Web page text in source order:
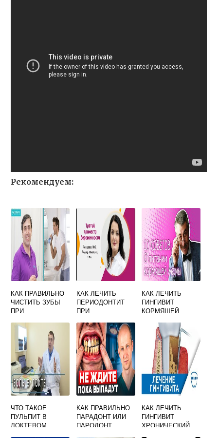
Рекомендуем:
КАК ПРАВИЛЬНО
ЧИСТИТЬ ЗУБЫ
ПРИ
КАК ЛЕЧИТЬ
ПЕРИОДОНТИТ
ПРИ
КАК ЛЕЧИТЬ
ГИНГИВИТ
КОРМЯЩЕЙ
ЧТО ТАКОЕ
ПУЛЬПИТ В
ЛОКТЕВОМ
КАК ПРАВИЛЬНО
ПАРАДОНТ ИЛИ
ПАРОДОНТ
КАК ЛЕЧИТЬ
ГИНГИВИТ
ХРОНИЧЕСКИЙ